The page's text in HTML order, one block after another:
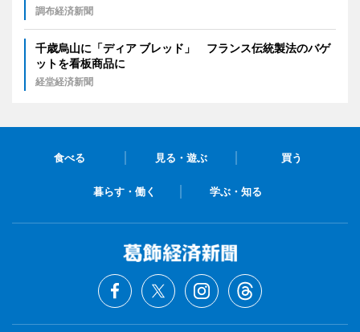
調布経済新聞
千歳烏山に「ディア ブレッド」 フランス伝統製法のバゲ
ットを看板商品に
経堂経済新聞
食べる 見る・遊ぶ 買う
暮らす・働く 学ぶ・知る